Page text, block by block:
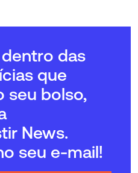
das
que
seu bolso,
News.
seu e-mail!